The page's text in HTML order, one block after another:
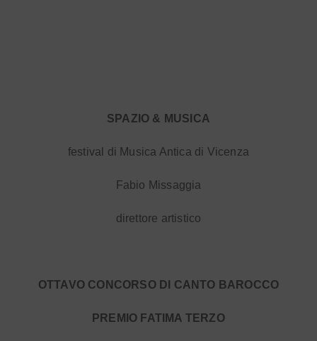
SPAZIO & MUSICA
festival di Musica Antica di Vicenza
Fabio Missaggia
direttore artistico
OTTAVO CONCORSO DI CANTO BAROCCO
PREMIO FATIMA TERZO